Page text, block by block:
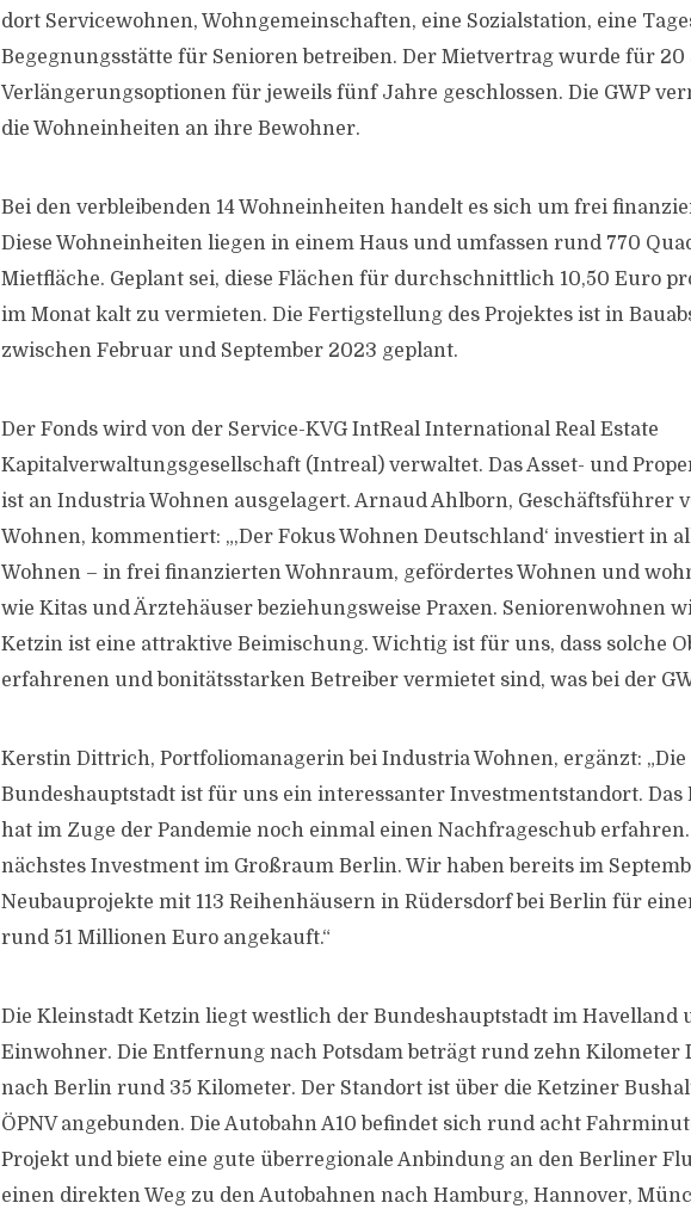
dort Servicewohnen, Wohngemeinschaften, eine Sozialstation, eine
Begegnungsstätte für Senioren betreiben. Der Mietvertrag wurde für
Verlängerungsoptionen für jeweils fünf Jahre geschlossen. Die GWP
die Wohneinheiten an ihre Bewohner.
Bei den verbleibenden 14 Wohneinheiten handelt es sich um frei
Diese Wohneinheiten liegen in einem Haus und umfassen rund 770
Mietfläche. Geplant sei, diese Flächen für durchschnittlich 10,50 Euro
im Monat kalt zu vermieten. Die Fertigstellung des Projektes ist in
zwischen Februar und September 2023 geplant.
Der Fonds wird von der Service-KVG IntReal International Real Estate
Kapitalverwaltungsgesellschaft (Intreal) verwaltet. Das Asset- und
ist an Industria Wohnen ausgelagert. Arnaud Ahlborn, Geschäftsführer
Wohnen, kommentiert: „,Der Fokus Wohnen Deutschland‘ investiert in
Wohnen – in frei finanzierten Wohnraum, gefördertes Wohnen und
wie Kitas und Ärztehäuser beziehungsweise Praxen. Seniorenwohnen
Ketzin ist eine attraktive Beimischung. Wichtig ist für uns, dass solche
erfahrenen und bonitätsstarken Betreiber vermietet sind, was bei der
Kerstin Dittrich, Portfoliomanagerin bei Industria Wohnen, ergänzt:
Bundeshauptstadt ist für uns ein interessanter Investmentstandort.
hat im Zuge der Pandemie noch einmal einen Nachfrageschub
nächstes Investment im Großraum Berlin. Wir haben bereits im
Neubauprojekte mit 113 Reihenhäusern in Rüdersdorf bei Berlin für
rund 51 Millionen Euro angekauft.“
Die Kleinstadt Ketzin liegt westlich der Bundeshauptstadt im Havelland
Einwohner. Die Entfernung nach Potsdam beträgt rund zehn
nach Berlin rund 35 Kilometer. Der Standort ist über die Ketziner
ÖPNV angebunden. Die Autobahn A10 befindet sich rund acht
Projekt und biete eine gute überregionale Anbindung an den Berliner
einen direkten Weg zu den Autobahnen nach Hamburg, Hannover,